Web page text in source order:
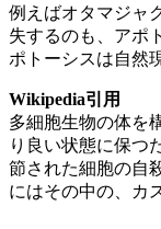
例えばオタマジャ
失するのも、アポ
ポトーシスは自然
Wikipedia引用
多細胞生物の体を
り良い状態に保つ
節された細胞の自
にはその中の、カ